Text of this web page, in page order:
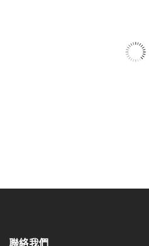
可以使用隨身碟在LaserPecker 5
聯絡我們